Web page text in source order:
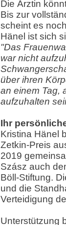
Die Ärztin
Bis zur
scheint es
Hänel ist sich
"Das
war nicht
über ihren
an einem Tag,
aufzuhalten
Ihr
Kristina Hänel
Zetkin-Preis
2019
Szász auch
Böll-Stiftung.
und die
Verteidigung
Unterstützung